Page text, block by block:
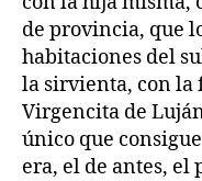
de provincia, que
habitaciones del
la sirvienta, con la
Virgencita de
único que
era, el de antes, el